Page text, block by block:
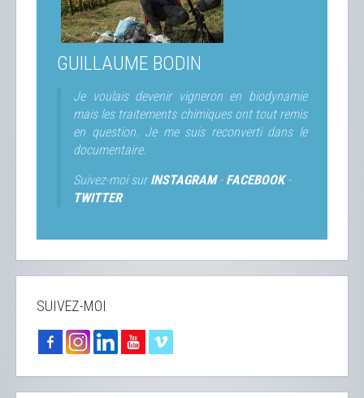
GUILLAUME BODIN
Je voulais devenir vigneron en biodynamie
mais les traitements chimiques ont tout remis
en question. Je me suis reconverti dans le
documentaire.
Suivez-moi surINSTAGRAM- FACEBOOK-
TWITTER
SUIVEZ-MOI